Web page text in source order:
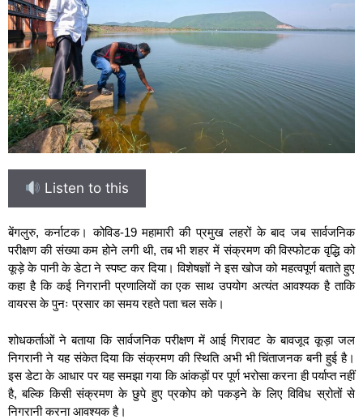
Listen to this
बेंगलुरु, कर्नाटक। कोविड-19 महामारी की प्रमुख लहरों के बाद जब सार्वजनिक
परीक्षण की संख्या कम होने लगी थी, तब भी शहर में संक्रमण की विस्फोटक वृद्धि को
कूड़े के पानी के डेटा ने स्पष्ट कर दिया। विशेषज्ञों ने इस खोज को महत्वपूर्ण बताते हुए
कहा है कि कई निगरानी प्रणालियों का एक साथ उपयोग अत्यंत आवश्यक है ताकि
वायरस के पुनः प्रसार का समय रहते पता चल सके।
शोधकर्ताओं ने बताया कि सार्वजनिक परीक्षण में आई गिरावट के बावजूद कूड़ा जल
निगरानी ने यह संकेत दिया कि संक्रमण की स्थिति अभी भी चिंताजनक बनी हुई है।
इस डेटा के आधार पर यह समझा गया कि आंकड़ों पर पूर्ण भरोसा करना ही पर्याप्त नहीं
है, बल्कि किसी संक्रमण के छुपे हुए प्रकोप को पकड़ने के लिए विविध स्रोतों से
निगरानी करना आवश्यक है।